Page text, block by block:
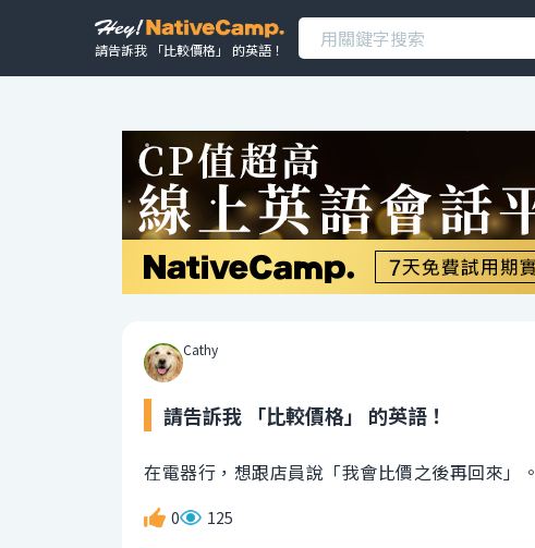
請告訴我 「比較價格」 的英語！
Cathy
請告訴我 「比較價格」 的英語！
在電器行，想跟店員說「我會比價之後再回來」。
0 125